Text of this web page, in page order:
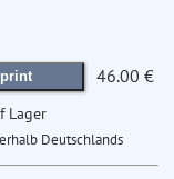
print 46.00 €
Lager
Deutschlands